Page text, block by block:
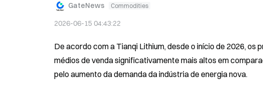
GateNews Commodities
2026-06-15 04:43:22
De acordo com a Tianqi Lithium, desde o início de 2026,
médios de venda significativamente mais altos em
pelo aumento da demanda da indústria de energia nova.